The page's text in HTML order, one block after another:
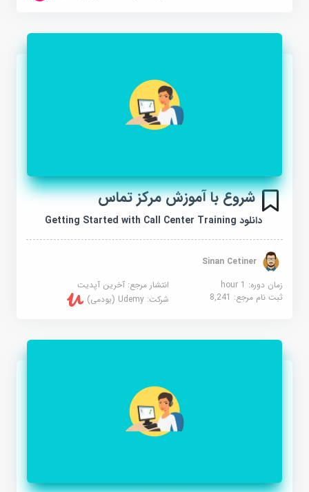
شروع با آموزش مرکز تماس
دانلود Getting Started with Call Center Training
Sinan Cetiner
زمان دوره: 1 hour
انتشار مرجع:آخرین آپدیت
ثبت نام مرجع:8,241 شرکت:Udemy (یودمی)